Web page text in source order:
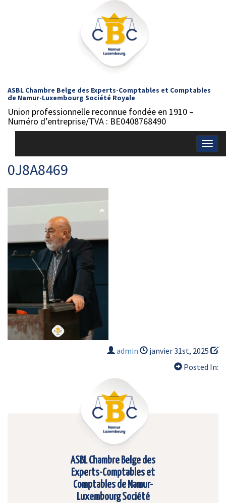
ASBL Chambre Belge des Experts-Comptables et Comptables
de Namur-Luxembourg Société Royale
Union professionnelle reconnue fondée en 1910 –
Numéro d’entreprise/TVA : BE0408768490
0J8A8469
admin
janvier 31st, 2025
Posted In:
ASBL Chambre Belge des
Experts-Comptables et
Comptables de Namur-
Luxembourg Société